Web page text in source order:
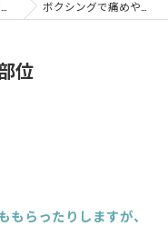
ボクシングで痛めやすい部位
位
らったりしますが、